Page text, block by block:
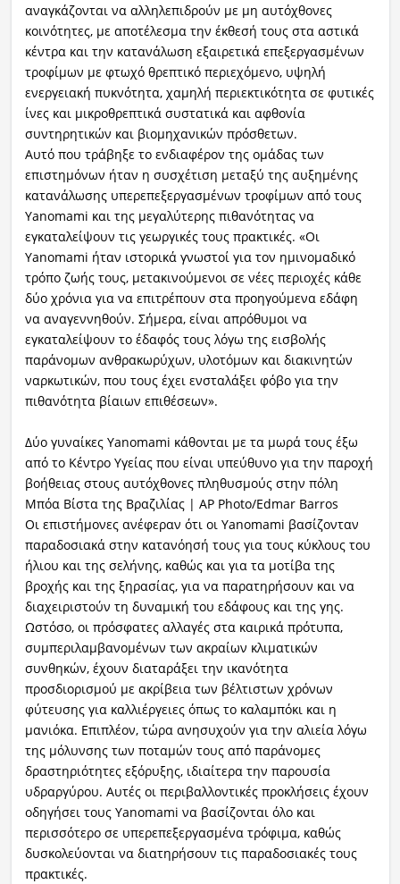
αναγκάζονται να αλληλεπιδρούν με μη αυτόχθονες
κοινότητες, με αποτέλεσμα την έκθεσή τους στα αστικά
κέντρα και την κατανάλωση εξαιρετικά επεξεργασμένων
τροφίμων με φτωχό θρεπτικό περιεχόμενο, υψηλή
ενεργειακή πυκνότητα, χαμηλή περιεκτικότητα σε φυτικές
ίνες και μικροθρεπτικά συστατικά και αφθονία
συντηρητικών και βιομηχανικών πρόσθετων.
Αυτό που τράβηξε το ενδιαφέρον της ομάδας των
επιστημόνων ήταν η συσχέτιση μεταξύ της αυξημένης
κατανάλωσης υπερεπεξεργασμένων τροφίμων από τους
Yanomami και της μεγαλύτερης πιθανότητας να
εγκαταλείψουν τις γεωργικές τους πρακτικές. «Οι
Yanomami ήταν ιστορικά γνωστοί για τον ημινομαδικό
τρόπο ζωής τους, μετακινούμενοι σε νέες περιοχές κάθε
δύο χρόνια για να επιτρέπουν στα προηγούμενα εδάφη
να αναγεννηθούν. Σήμερα, είναι απρόθυμοι να
εγκαταλείψουν το έδαφός τους λόγω της εισβολής
παράνομων ανθρακωρύχων, υλοτόμων και διακινητών
ναρκωτικών, που τους έχει ενσταλάξει φόβο για την
πιθανότητα βίαιων επιθέσεων».
Δύο γυναίκες Yanomami κάθονται με τα μωρά τους έξω
από το Κέντρο Υγείας που είναι υπεύθυνο για την παροχή
βοήθειας στους αυτόχθονες πληθυσμούς στην πόλη
Μπόα Βίστα της Βραζιλίας | AP Photo/Edmar Barros
Οι επιστήμονες ανέφεραν ότι οι Yanomami βασίζονταν
παραδοσιακά στην κατανόησή τους για τους κύκλους του
ήλιου και της σελήνης, καθώς και για τα μοτίβα της
βροχής και της ξηρασίας, για να παρατηρήσουν και να
διαχειριστούν τη δυναμική του εδάφους και της γης.
Ωστόσο, οι πρόσφατες αλλαγές στα καιρικά πρότυπα,
συμπεριλαμβανομένων των ακραίων κλιματικών
συνθηκών, έχουν διαταράξει την ικανότητα
προσδιορισμού με ακρίβεια των βέλτιστων χρόνων
φύτευσης για καλλιέργειες όπως το καλαμπόκι και η
μανιόκα. Επιπλέον, τώρα ανησυχούν για την αλιεία λόγω
της μόλυνσης των ποταμών τους από παράνομες
δραστηριότητες εξόρυξης, ιδιαίτερα την παρουσία
υδραργύρου. Αυτές οι περιβαλλοντικές προκλήσεις έχουν
οδηγήσει τους Yanomami να βασίζονται όλο και
περισσότερο σε υπερεπεξεργασμένα τρόφιμα, καθώς
δυσκολεύονται να διατηρήσουν τις παραδοσιακές τους
πρακτικές.